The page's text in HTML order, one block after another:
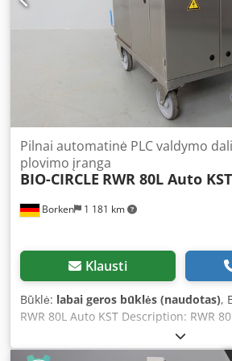
Borken 1 181 km
Pilnai automatinė PLC valdymo
plovimo įranga
BIO-CIRCLE RWR 80L Auto KST
Klausti
Būklė: labai geros būklės (naudotas),
RWR 80L Auto KST Description: RWR
Automatic PLC Parts Washing System
Bio-Circle are the optimal solution for